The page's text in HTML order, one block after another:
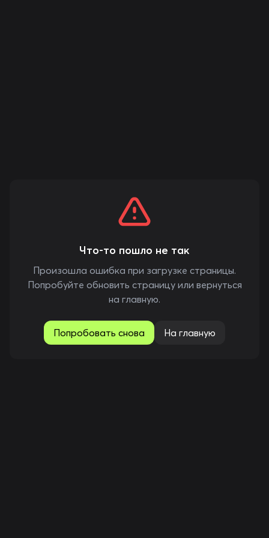
Что-то пошло не так
Произошла ошибка при загрузке страницы.
Попробуйте обновить страницу или вернуться
на главную.
Попробовать снова На главную